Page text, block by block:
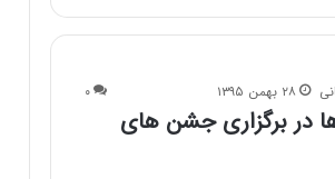
۲۸ بهمن ۱۳۹۵ ۰
در برگزاری جشن های